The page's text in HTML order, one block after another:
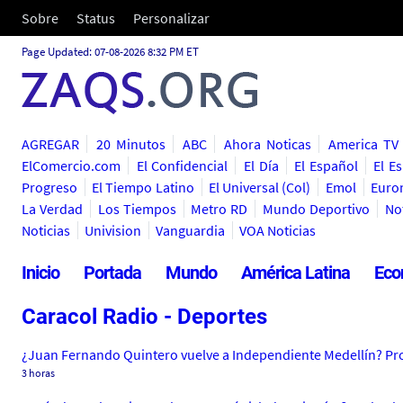
Sobre Status Personalizar
Page Updated: 07-08-2026 8:32 PM ET
AGREGAR 20 Minutos ABC Ahora Noticas
America TV
ElComercio.com
El Confidencial El Día El Español
El
Progreso
El Tiempo Latino El Universal (Col) Emol
La Verdad
Los Tiempos Metro RD Mundo Deportivo
Noticias
Univision Vanguardia VOA Noticias
Inicio Portada Mundo América Latina
Caracol Radio - Deportes
¿Juan Fernando Quintero vuelve a Independiente Medellín?
3 horas